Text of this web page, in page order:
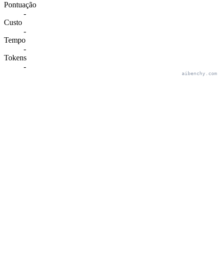
Pontuação
-
Custo
-
Tempo
-
Tokens
-